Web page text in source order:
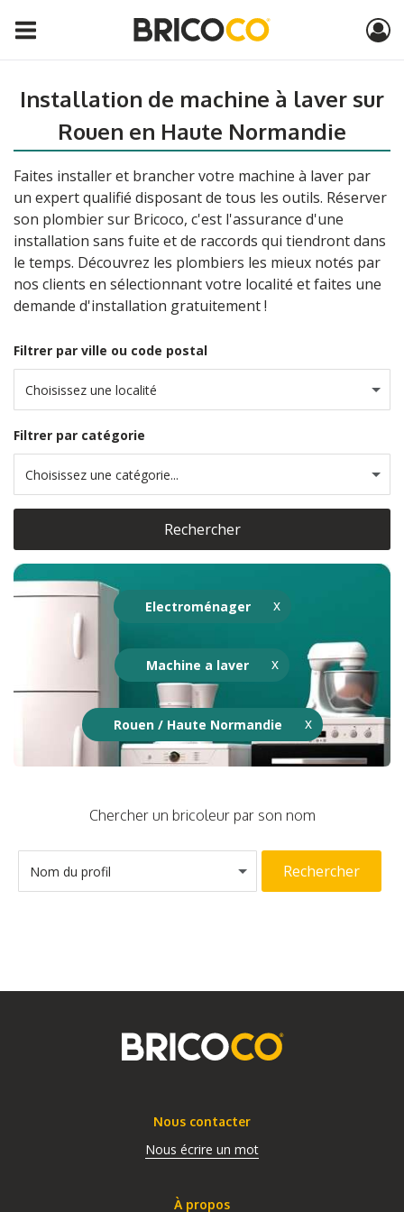
Electroménager
Machine a laver
Rouen / Haute Normandie
Installation de machine à laver sur
Rouen en Haute Normandie
Faites installer et brancher votre machine à laver par
un expert qualifié disposant de tous les outils. Réserver
son plombier sur Bricoco, c'est l'assurance d'une
installation sans fuite et de raccords qui tiendront dans
le temps. Découvrez les plombiers les mieux notés par
nos clients en sélectionnant votre localité et faites une
demande d'installation gratuitement !
Filtrer par ville ou code postal
Choisissez une localité
Filtrer par catégorie
Choisissez une catégorie...
Rechercher
Chercher un bricoleur par son nom
Nom du profil Rechercher
Nous contacter
Nous écrire un mot
À propos